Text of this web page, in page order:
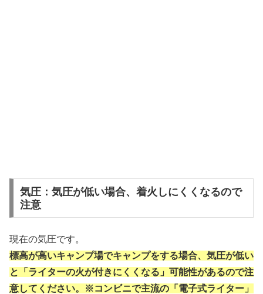
気圧：気圧が低い場合、着火しにくくなるので
注意
現在の気圧です。
標高が高いキャンプ場でキャンプをする場合、気圧が低い
と「ライターの火が付きにくくなる」可能性があるので注
意してください。※コンビニで主流の「電子式ライター」